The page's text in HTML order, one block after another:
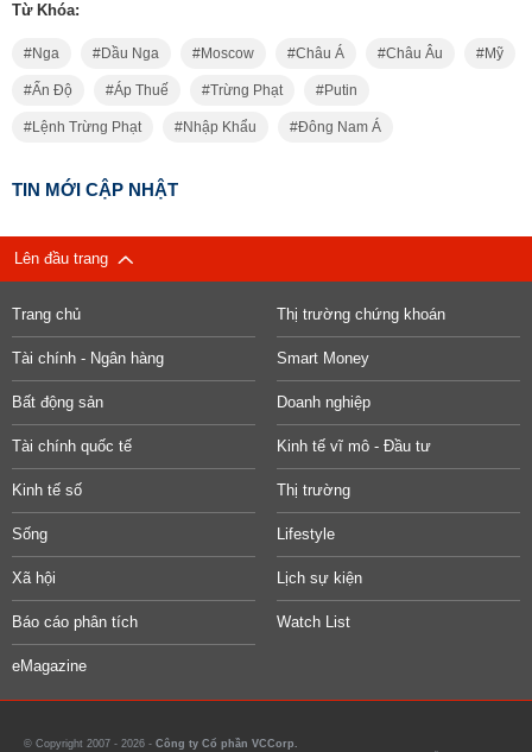
Từ Khóa:
Nga Dầu Nga Moscow Châu Á Châu Âu Mỹ
Ấn Độ Áp Thuế Trừng Phạt Putin
Lệnh Trừng Phạt Nhập Khẩu Đông Nam Á
TIN MỚI CẬP NHẬT
Lên đầu trang
Trang chủ Thị trường chứng khoán
Tài chính - Ngân hàng Smart Money
Bất động sản Doanh nghiệp
Tài chính quốc tế Kinh tế vĩ mô - Đầu tư
Kinh tế số Thị trường
Sống Lifestyle
Xã hội Lịch sự kiện
Báo cáo phân tích Watch List
eMagazine
© Copyright 2007 - 2026 - Công ty Cổ phần VCCorp.